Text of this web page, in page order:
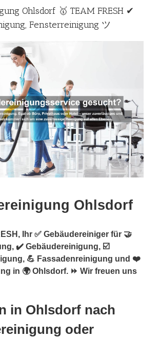
Ohlsdorf 🥇 TEAM FRESH ✔
Fensterreinigung ツ
Ohlsdorf
Ihr ✅ Gebäudereiniger für 🤝
✔️ Gebäudereinigung, ☑️
💪 Fassadenreinigung und ❤️
in 🌍 Ohlsdorf. ⏩ Wir freuen uns
in Ohlsdorf nach
oder